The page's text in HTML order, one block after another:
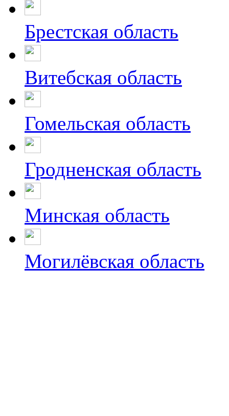
Брестская область
Витебская область
Гомельская область
Гродненская область
Минская область
Могилёвская область